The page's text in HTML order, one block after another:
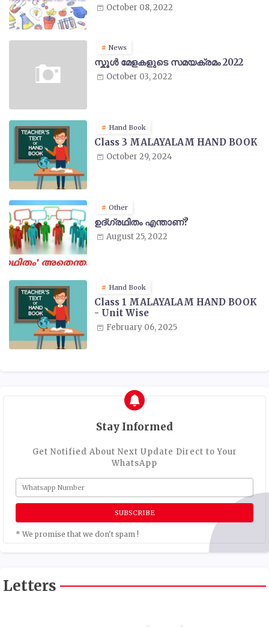
October 08, 2022
News
സ്കൂൾ മേളകളുടെ സമയക്രമം 2022
October 03, 2022
Hand Book
Class 3 MALAYALAM HAND BOOK
October 29, 2024
Other
ഉദ്ഗ്രഥിതം എന്താണ്?
August 25, 2022
Hand Book
Class 1 MALAYALAM HAND BOOK
- Unit Wise
February 06, 2025
Stay Informed
Get Notified About Next Update Direct to Your
WhatsApp
* We promise that we don't spam !
Letters